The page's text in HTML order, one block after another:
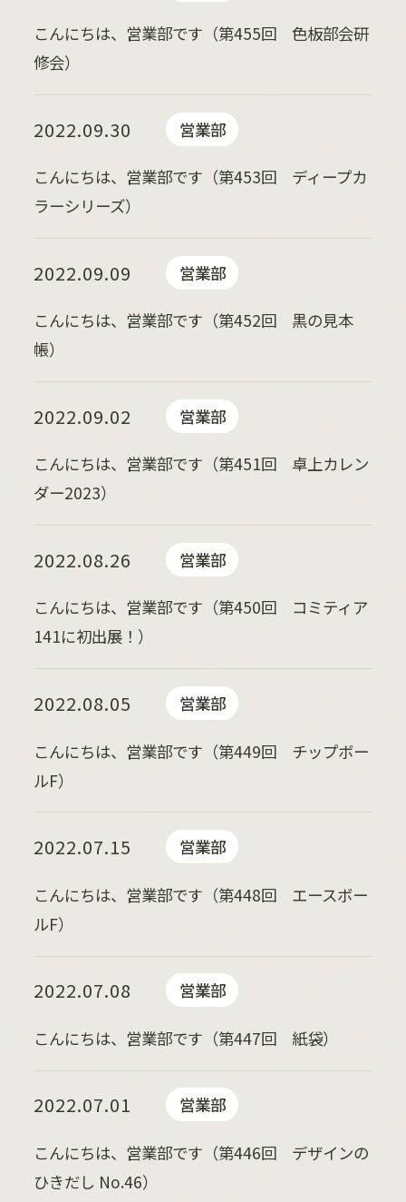
こんにちは、営業部です（第455回 色板部会研
修会）
2022.09.30 営業部
こんにちは、営業部です（第453回 ディープカ
ラーシリーズ）
2022.09.09 営業部
こんにちは、営業部です（第452回 黒の見本
帳）
2022.09.02 営業部
こんにちは、営業部です（第451回 卓上カレン
ダー2023）
2022.08.26 営業部
こんにちは、営業部です（第450回 コミティア
141に初出展！）
2022.08.05 営業部
こんにちは、営業部です（第449回 チップボー
ルF）
2022.07.15 営業部
こんにちは、営業部です（第448回 エースボー
ルF）
2022.07.08 営業部
こんにちは、営業部です（第447回 紙袋）
2022.07.01 営業部
こんにちは、営業部です（第446回 デザインの
ひきだし No.46）